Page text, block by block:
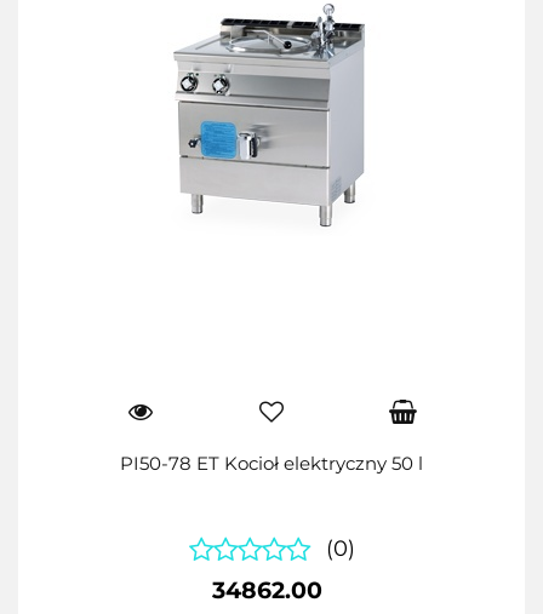
PI50-78 ET Kocioł elektryczny 50 l
(0)
34862.00